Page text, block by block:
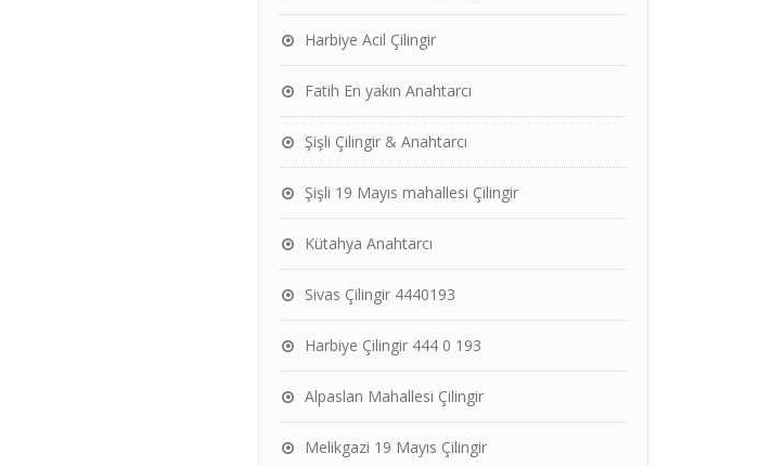
Harbiye Acil Çilingir
Fatih En yakın Anahtarcı
Şişli Çilingir & Anahtarcı
Şişli 19 Mayıs mahallesi Çilingir
Kütahya Anahtarcı
Sivas Çilingir 4440193
Harbiye Çilingir 444 0 193
Alpaslan Mahallesi Çilingir
Melikgazi 19 Mayıs Çilingir